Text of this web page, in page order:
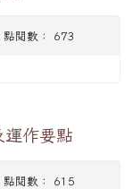
閱數： 673
運作要點
閱數： 615